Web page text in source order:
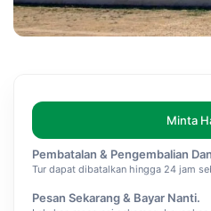
Minta
Pembatalan & Pengembalian
Tur dapat dibatalkan hingga 24 jam
Pesan Sekarang & Bayar Nanti.